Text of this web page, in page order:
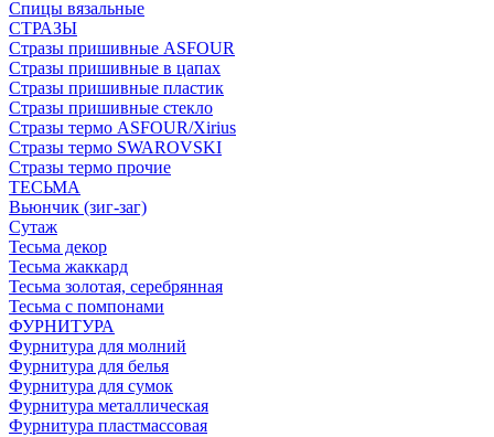
Спицы вязальные
СТРАЗЫ
Стразы пришивные ASFOUR
Стразы пришивные в цапах
Стразы пришивные пластик
Стразы пришивные стекло
Стразы термо ASFOUR/Xirius
Стразы термо SWAROVSKI
Стразы термо прочие
ТЕСЬМА
Вьюнчик (зиг-заг)
Сутаж
Тесьма декор
Тесьма жаккард
Тесьма золотая, серебрянная
Тесьма с помпонами
ФУРНИТУРА
Фурнитура для молний
Фурнитура для белья
Фурнитура для сумок
Фурнитура металлическая
Фурнитура пластмассовая